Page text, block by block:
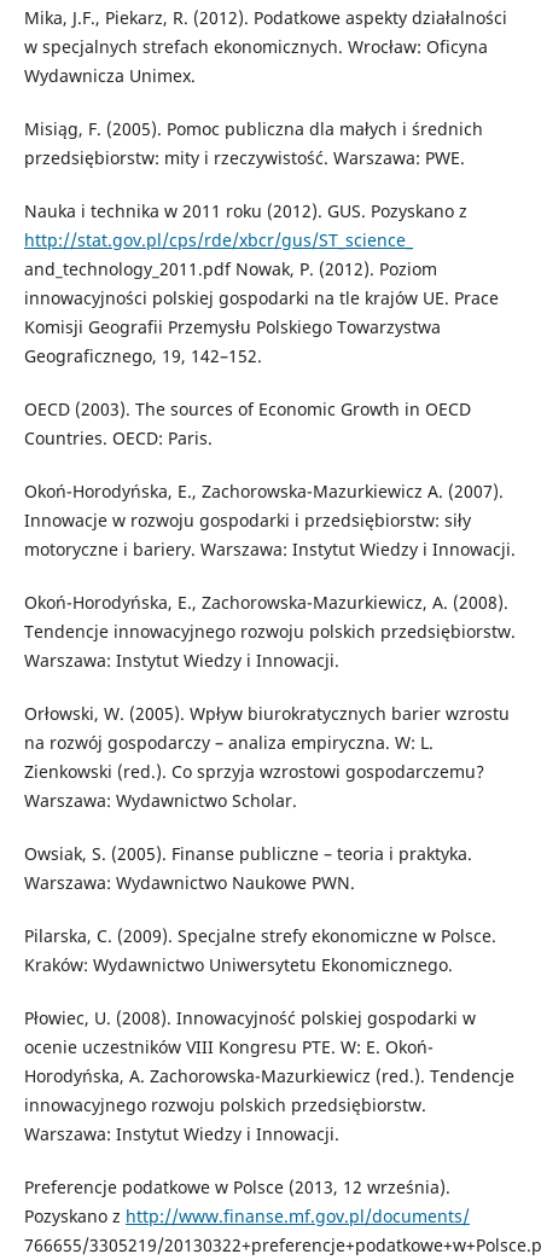
Mika, J.F., Piekarz, R. (2012). Podatkowe aspekty działalności
w specjalnych strefach ekonomicznych. Wrocław: Oficyna
Wydawnicza Unimex.
Misiąg, F. (2005). Pomoc publiczna dla małych i średnich
przedsiębiorstw: mity i rzeczywistość. Warszawa: PWE.
Nauka i technika w 2011 roku (2012). GUS. Pozyskano z
http://stat.gov.pl/cps/rde/xbcr/gus/ST_science_
and_technology_2011.pdf Nowak, P. (2012). Poziom
innowacyjności polskiej gospodarki na tle krajów UE. Prace
Komisji Geografii Przemysłu Polskiego Towarzystwa
Geograficznego, 19, 142–152.
OECD (2003). The sources of Economic Growth in OECD
Countries. OECD: Paris.
Okoń-Horodyńska, E., Zachorowska-Mazurkiewicz A. (2007).
Innowacje w rozwoju gospodarki i przedsiębiorstw: siły
motoryczne i bariery. Warszawa: Instytut Wiedzy i Innowacji.
Okoń-Horodyńska, E., Zachorowska-Mazurkiewicz, A. (2008).
Tendencje innowacyjnego rozwoju polskich przedsiębiorstw.
Warszawa: Instytut Wiedzy i Innowacji.
Orłowski, W. (2005). Wpływ biurokratycznych barier wzrostu
na rozwój gospodarczy – analiza empiryczna. W: L.
Zienkowski (red.). Co sprzyja wzrostowi gospodarczemu?
Warszawa: Wydawnictwo Scholar.
Owsiak, S. (2005). Finanse publiczne – teoria i praktyka.
Warszawa: Wydawnictwo Naukowe PWN.
Pilarska, C. (2009). Specjalne strefy ekonomiczne w Polsce.
Kraków: Wydawnictwo Uniwersytetu Ekonomicznego.
Płowiec, U. (2008). Innowacyjność polskiej gospodarki w
ocenie uczestników VIII Kongresu PTE. W: E. Okoń-
Horodyńska, A. Zachorowska-Mazurkiewicz (red.). Tendencje
innowacyjnego rozwoju polskich przedsiębiorstw.
Warszawa: Instytut Wiedzy i Innowacji.
Preferencje podatkowe w Polsce (2013, 12 września).
Pozyskano z http://www.finanse.mf.gov.pl/documents/
766655/3305219/